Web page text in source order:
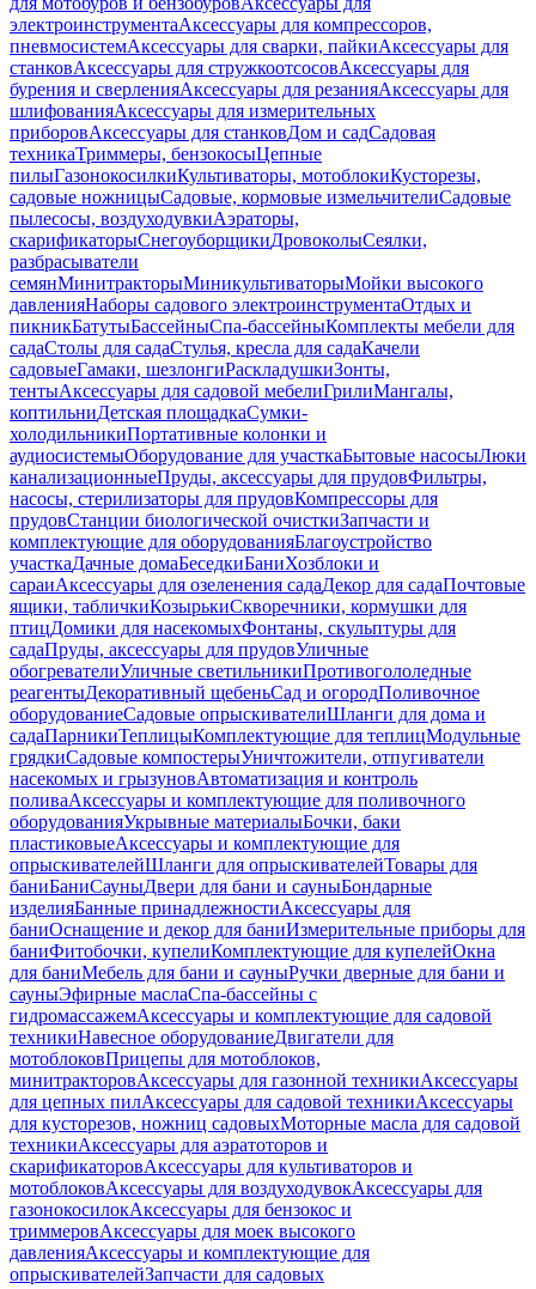
электроинструментаАксессуары для компрессоров,
пневмосистемАксессуары для сварки, пайкиАксессуары для
станковАксессуары для стружкоотсосовАксессуары для
бурения и сверленияАксессуары для резанияАксессуары для
шлифованияАксессуары для измерительных
приборовАксессуары для станковДом и садСадовая
техникаТриммеры, бензокосыЦепные
пилыГазонокосилкиКультиваторы, мотоблокиКусторезы,
садовые ножницыСадовые, кормовые измельчителиСадовые
пылесосы, воздуходувкиАэраторы,
скарификаторыСнегоуборщикиДровоколыСеялки,
разбрасыватели
семянМинитракторыМиникультиваторыМойки высокого
давленияНаборы садового электроинструментаОтдых и
пикникБатутыБассейныСпа-бассейныКомплекты мебели для
садаСтолы для садаСтулья, кресла для садаКачели
садовыеГамаки, шезлонгиРаскладушкиЗонты,
тентыАксессуары для садовой мебелиГрилиМангалы,
коптильниДетская площадкаСумки-
холодильникиПортативные колонки и
аудиосистемыОборудование для участкаБытовые насосыЛюки
канализационныеПруды, аксессуары для прудовФильтры,
насосы, стерилизаторы для прудовКомпрессоры для
прудовСтанции биологической очисткиЗапчасти и
комплектующие для оборудованияБлагоустройство
участкаДачные домаБеседкиБаниХозблоки и
сараиАксессуары для озеленения садаДекор для садаПочтовые
ящики, табличкиКозырькиСкворечники, кормушки для
птицДомики для насекомыхФонтаны, скульптуры для
садаПруды, аксессуары для прудовУличные
обогревателиУличные светильникиПротивогололедные
реагентыДекоративный щебеньСад и огородПоливочное
оборудованиеСадовые опрыскивателиШланги для дома и
садаПарникиТеплицыКомплектующие для теплицМодульные
грядкиСадовые компостерыУничтожители, отпугиватели
насекомых и грызуновАвтоматизация и контроль
поливаАксессуары и комплектующие для поливочного
оборудованияУкрывные материалыБочки, баки
пластиковыеАксессуары и комплектующие для
опрыскивателейШланги для опрыскивателейТовары для
баниБаниСауныДвери для бани и сауныБондарные
изделияБанные принадлежностиАксессуары для
баниОснащение и декор для баниИзмерительные приборы для
баниФитобочки, купелиКомплектующие для купелейОкна
для баниМебель для бани и сауныРучки дверные для бани и
сауныЭфирные маслаСпа-бассейны с
гидромассажемАксессуары и комплектующие для садовой
техникиНавесное оборудованиеДвигатели для
мотоблоковПрицепы для мотоблоков,
минитракторовАксессуары для газонной техникиАксессуары
для цепных пилАксессуары для садовой техникиАксессуары
для кусторезов, ножниц садовыхМоторные масла для садовой
техникиАксессуары для аэратоторов и
скарификаторовАксессуары для культиваторов и
мотоблоковАксессуары для воздуходувокАксессуары для
газонокосилокАксессуары для бензокос и
триммеровАксессуары для моек высокого
давленияАксессуары и комплектующие для
опрыскивателейЗапчасти для садовых